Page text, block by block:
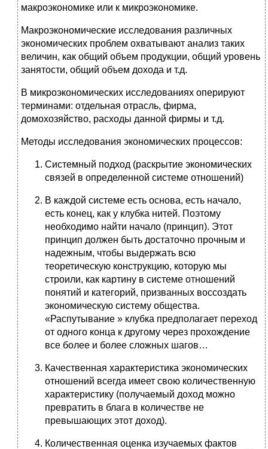
макроэкономике или к микроэкономике.
Макроэкономические исследования различных
экономических проблем охватывают анализ таких
величин, как общий объем продукции, общий уровень
занятости, общий объем дохода и т.д.
В микроэкономических исследованиях оперируют
терминами: отдельная отрасль, фирма,
домохозяйство, расходы данной фирмы и т.д.
Методы исследования экономических процессов:
Системный подход (раскрытие экономических
связей в определенной системе отношений)
В каждой системе есть основа, есть начало,
есть конец, как у клубка нитей. Поэтому
необходимо найти начало (принцип). Этот
принцип должен быть достаточно прочным и
надежным, чтобы выдержать всю
теоретическую конструкцию, которую мы
строили, как картину в системе отношений
понятий и категорий, призванных воссоздать
экономическую систему общества.
«Распутывание » клубка предполагает переход
от одного конца к другому через прохождение
все более и более сложных шагов…
Качественная характеристика экономических
отношений всегда имеет свою количественную
характеристику (получаемый доход можно
превратить в блага в количестве не
превышающих этот доход).
Количественная оценка изучаемых фактов